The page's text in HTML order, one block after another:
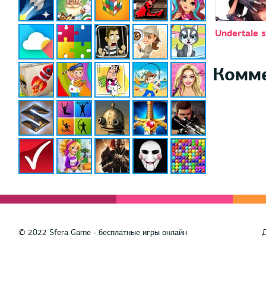
Undertale
© 2022 Sfera Game - бесплатные игры онлайн